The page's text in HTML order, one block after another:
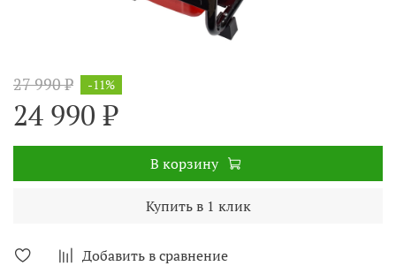
Добавить в сравнение
27 990 ₽
24 990 ₽
-11%
В корзину
Купить в 1 клик